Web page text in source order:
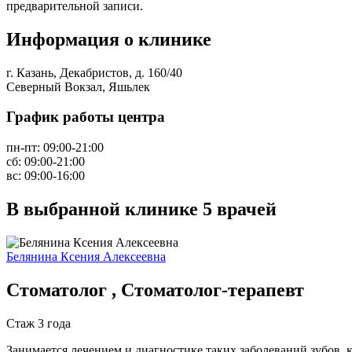
предварительной записи.
Информация о клинике
г. Казань, Декабристов, д. 160/40
Северный Вокзал, Яшьлек
График работы центра
пн-пт: 09:00-21:00
сб: 09:00-21:00
вс: 09:00-16:00
В выбранной клинике 5 врачей
Белянина Ксения Алексеевна
Стоматолог , Стоматолог-терапевт
Стаж 3 года